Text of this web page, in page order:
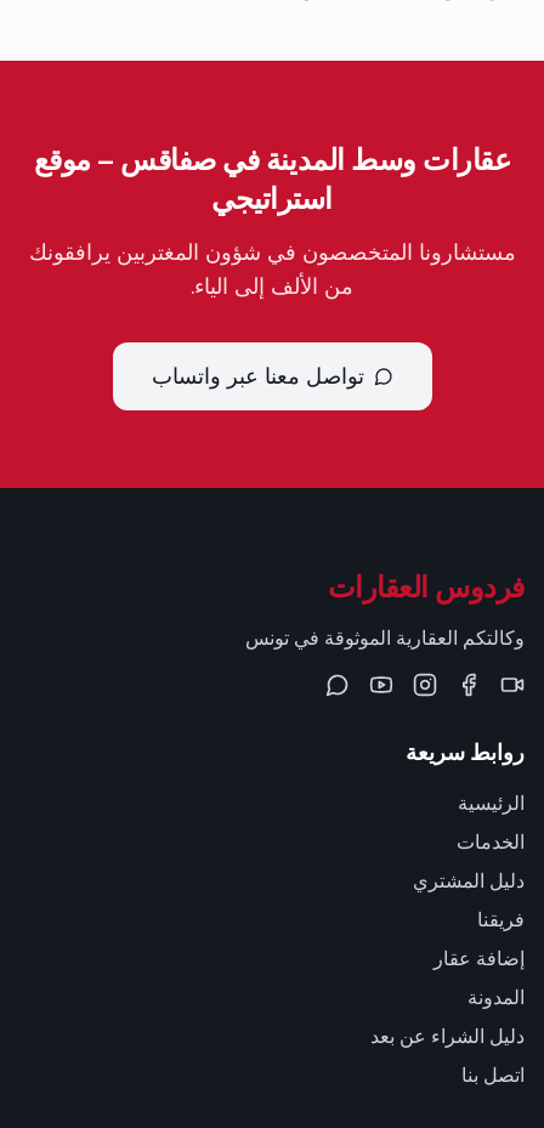
عقارات وسط المدينة في صفاقس – موقع
استراتيجي
مستشارونا المتخصصون في شؤون المغتربين يرافقونك
من الألف إلى الياء.
تواصل معنا عبر واتساب
فردوس العقارات
وكالتكم العقارية الموثوقة في تونس
روابط سريعة
الرئيسية
الخدمات
دليل المشتري
فريقنا
إضافة عقار
المدونة
دليل الشراء عن بعد
اتصل بنا